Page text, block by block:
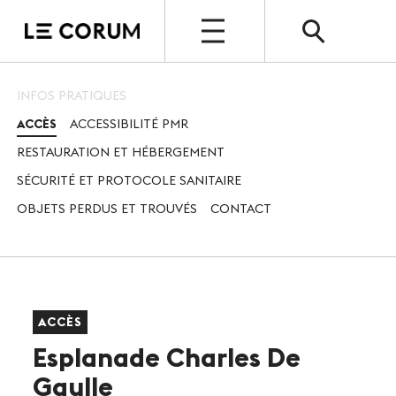
ESPACE PRO
Le Corum
Nos espaces
Nos offres spéciales
Notre destination
INFOS PRATIQUES
ACCÈS
ACCESSIBILITÉ PMR
RESTAURATION ET HÉBERGEMENT
SÉCURITÉ ET PROTOCOLE SANITAIRE
OBJETS PERDUS ET TROUVÉS
CONTACT
ACCÈS
Esplanade Charles De
Gaulle